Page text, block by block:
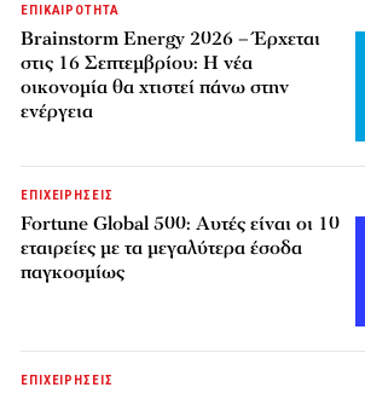
ΕΠΙΚΑΙΡΟΤΗΤΑ
Brainstorm Energy 2026 – Έρχεται
στις 16 Σεπτεμβρίου: Η νέα
οικονομία θα χτιστεί πάνω στην
ενέργεια
ΕΠΙΧΕΙΡΗΣΕΙΣ
Fortune Global 500: Αυτές είναι οι 10
εταιρείες με τα μεγαλύτερα έσοδα
παγκοσμίως
ΕΠΙΧΕΙΡΗΣΕΙΣ